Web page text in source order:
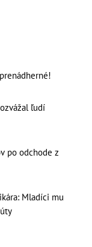
ľudí
po odchode z
Mladíci mu